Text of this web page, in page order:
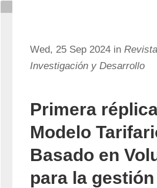
Wed, 25 Sep 2024 in
Investigación y Desarrollo
Primera
Modelo
Basado en
para la gestión